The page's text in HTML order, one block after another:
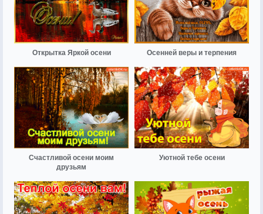
Открытка Яркой осени Осенней веры и терпения
Счастливой осени моим
друзьям
Уютной тебе осени